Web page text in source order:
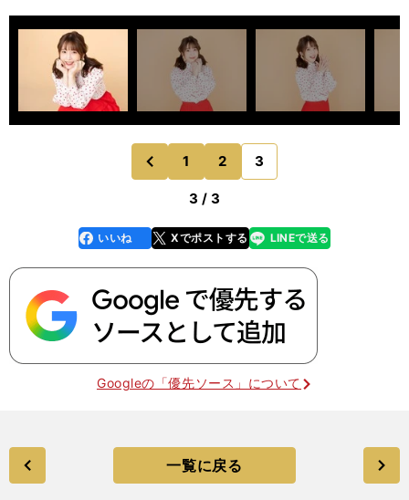
前
のページへ
1 2 3
3 / 3
faceboo
k
いいね Xでポストする
line LINEで送る
Googleの「優先ソース」について
一覧に戻る